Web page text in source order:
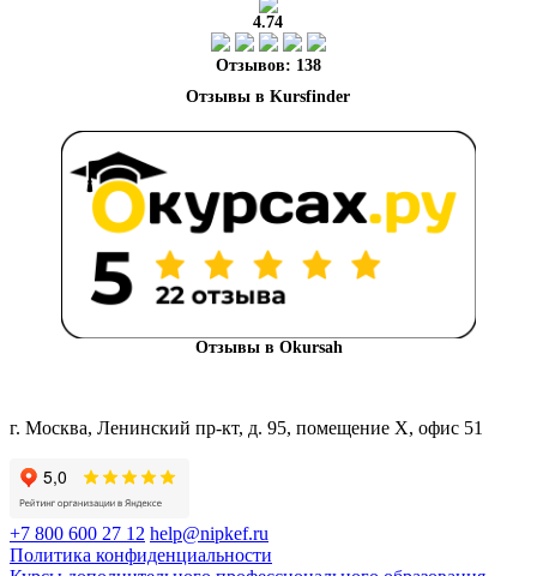
4.74
Отзывов: 138
Отзывы в Okursah
г. Москва, Ленинский пр-кт, д. 95, помещение Х, офис 51
+7 800 600 27 12 help@nipkef.ru
Политика конфиденциальности